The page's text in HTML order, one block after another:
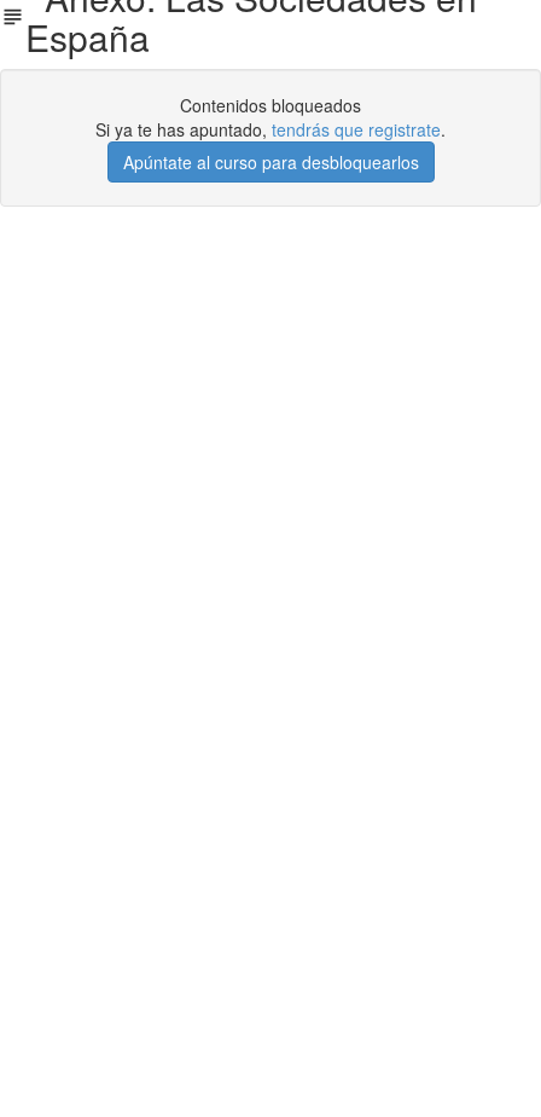
España
Contenidos bloqueados
Si ya te has apuntado, tendrás que registrate.
Apúntate al curso para desbloquearlos